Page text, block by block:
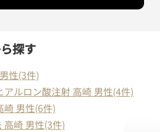
探す
性(3件)
ルロン酸注射 高崎 男性(4件)
崎 男性(6件)
崎 男性(3件)